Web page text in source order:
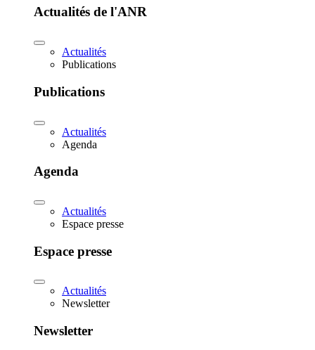
Actualités de l'ANR
Actualités
Publications
Publications
Actualités
Agenda
Agenda
Actualités
Espace presse
Espace presse
Actualités
Newsletter
Newsletter